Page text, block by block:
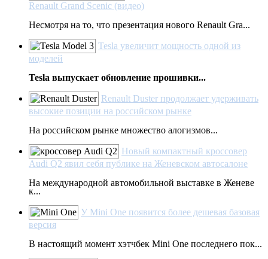
Renault Grand Scenic (видео)
Несмотря на то, что презентация нового Renault Gra...
Tesla увеличит мощность одной из
моделей
Tesla выпускает обновление прошивки...
Renault Duster продолжает удерживать
высокие позиции на российском рынке
На российском рынке множество алогизмов...
Новый компактный кроссовер
Audi Q2 явил себя публике на Женевском автосалоне
На международной автомобильной выставке в Женеве
к...
У Mini One появится более дешевая базовая
версия
В настоящий момент хэтчбек Mini One последнего пок...